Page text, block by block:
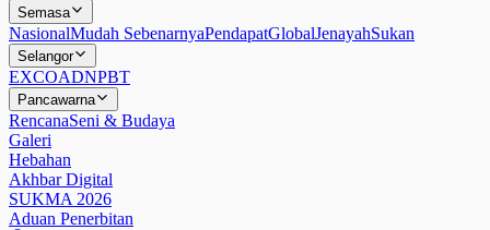
Semasa
NasionalMudah SebenarnyaPendapatGlobalJenayahSukan
Selangor
EXCOADNPBT
Pancawarna
RencanaSeni & Budaya
Galeri
Hebahan
Akhbar Digital
SUKMA 2026
Aduan Penerbitan